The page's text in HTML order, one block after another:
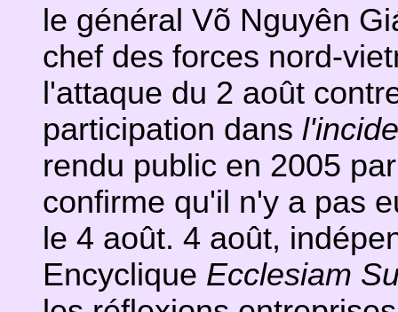
le général Võ Nguyên
chef des forces nord-
l'attaque du 2 août
participation dans
rendu public en 2005
confirme qu'il n'y a pas
le 4 août. 4 août,
Encyclique Ecclesiam